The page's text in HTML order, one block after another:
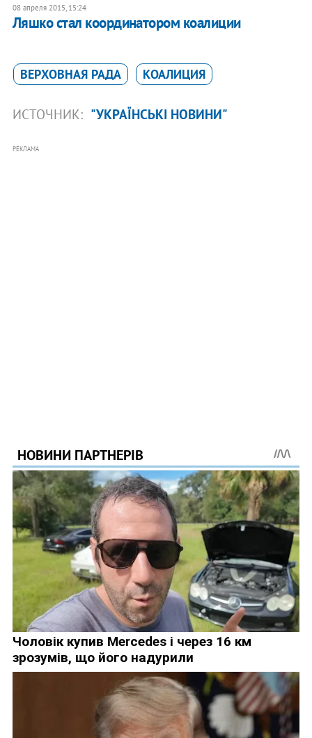
08 апреля 2015, 15:24
Ляшко стал координатором коалиции
ВЕРХОВНАЯ РАДА КОАЛИЦИЯ
ИСТОЧНИК: "УКРАЇНСЬКІ НОВИНИ"
РЕКЛАМА